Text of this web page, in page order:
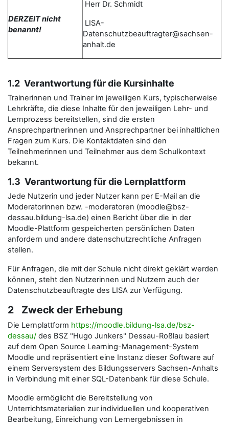
DERZEIT nicht
benannt!
Herr Dr. Schmidt
LISA-
Datenschutzbeauftragter@sachsen-
anhalt.de
1.2 Verantwortung für die Kursinhalte
Trainerinnen und Trainer im jeweiligen Kurs, typischerweise
Lehrkräfte, die diese Inhalte für den jeweiligen Lehr- und
Lernprozess bereitstellen, sind die ersten
Ansprechpartnerinnen und Ansprechpartner bei inhaltlichen
Fragen zum Kurs. Die Kontaktdaten sind den
Teilnehmerinnen und Teilnehmer aus dem Schulkontext
bekannt.
1.3 Verantwortung für die Lernplattform
Jede Nutzerin und jeder Nutzer kann per E-Mail an die
Moderatorinnen bzw. -moderatoren (moodle@bsz-
dessau.bildung-lsa.de) einen Bericht über die in der
Moodle-Plattform gespeicherten persönlichen Daten
anfordern und andere datenschutzrechtliche Anfragen
stellen.
Für Anfragen, die mit der Schule nicht direkt geklärt werden
können, steht den Nutzerinnen und Nutzern auch der
Datenschutzbeauftragte des LISA zur Verfügung.
2 Zweck der Erhebung
Die Lernplattform https://moodle.bildung-lsa.de/bsz-
dessau/ des BSZ "Hugo Junkers" Dessau-Roßlau basiert
auf dem Open Source Learning-Management-System
Moodle und repräsentiert eine Instanz dieser Software auf
einem Serversystem des Bildungsservers Sachsen-Anhalts
in Verbindung mit einer SQL-Datenbank für diese Schule.
Moodle ermöglicht die Bereitstellung von
Unterrichtsmaterialien zur individuellen und kooperativen
Bearbeitung, Einreichung von Lernergebnissen in